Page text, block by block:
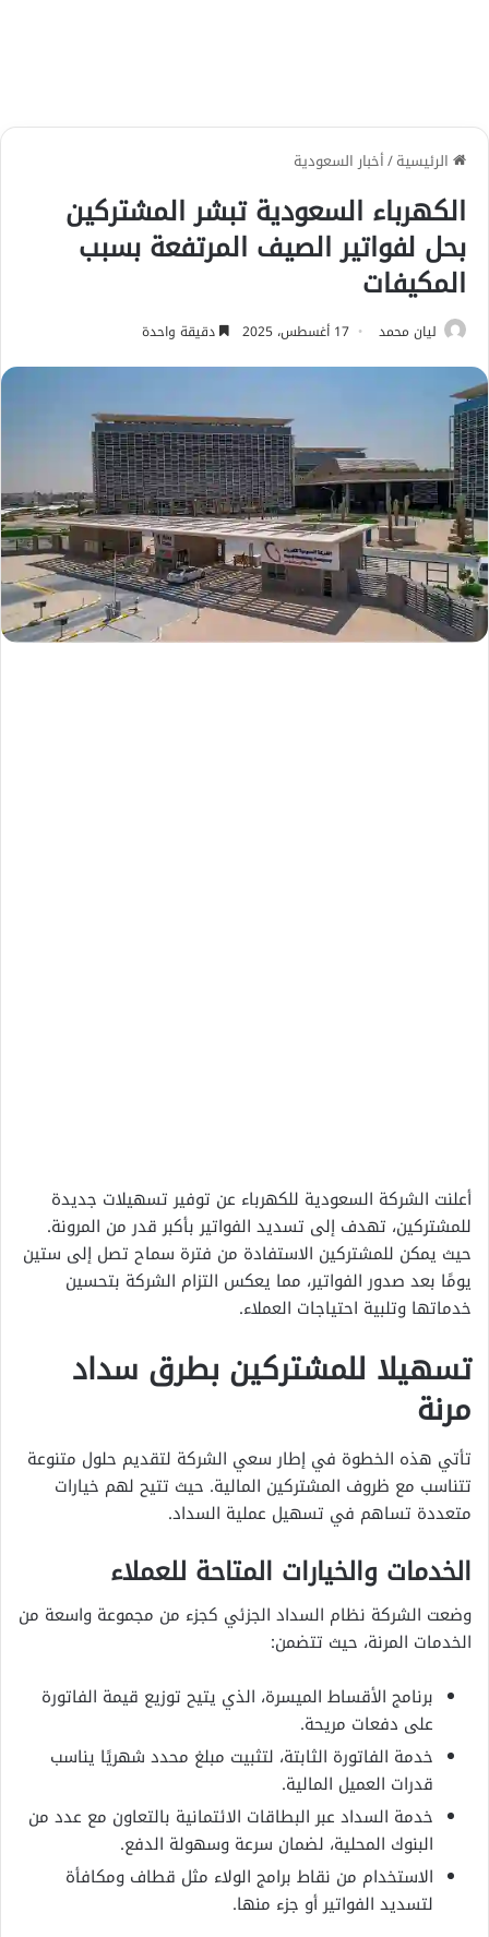
الرئيسية/أخبار السعودية
الكهرباء السعودية تبشر المشتركين
بحل لفواتير الصيف المرتفعة بسبب
المكيفات
ليان محمد 17 أغسطس، 2025 دقيقة واحدة
أعلنت الشركة السعودية للكهرباء عن توفير تسهيلات جديدة
للمشتركين، تهدف إلى تسديد الفواتير بأكبر قدر من المرونة.
حيث يمكن للمشتركين الاستفادة من فترة سماح تصل إلى ستين
يومًا بعد صدور الفواتير، مما يعكس التزام الشركة بتحسين
خدماتها وتلبية احتياجات العملاء.
تسهيلا للمشتركين بطرق سداد
مرنة
تأتي هذه الخطوة في إطار سعي الشركة لتقديم حلول متنوعة
تتناسب مع ظروف المشتركين المالية. حيث تتيح لهم خيارات
متعددة تساهم في تسهيل عملية السداد.
الخدمات والخيارات المتاحة للعملاء
وضعت الشركة نظام السداد الجزئي كجزء من مجموعة واسعة من
الخدمات المرنة، حيث تتضمن:
برنامج الأقساط الميسرة، الذي يتيح توزيع قيمة الفاتورة
على دفعات مريحة.
خدمة الفاتورة الثابتة، لتثبيت مبلغ محدد شهريًا يناسب
قدرات العميل المالية.
خدمة السداد عبر البطاقات الائتمانية بالتعاون مع عدد من
البنوك المحلية، لضمان سرعة وسهولة الدفع.
الاستخدام من نقاط برامج الولاء مثل قطاف ومكافأة
لتسديد الفواتير أو جزء منها.